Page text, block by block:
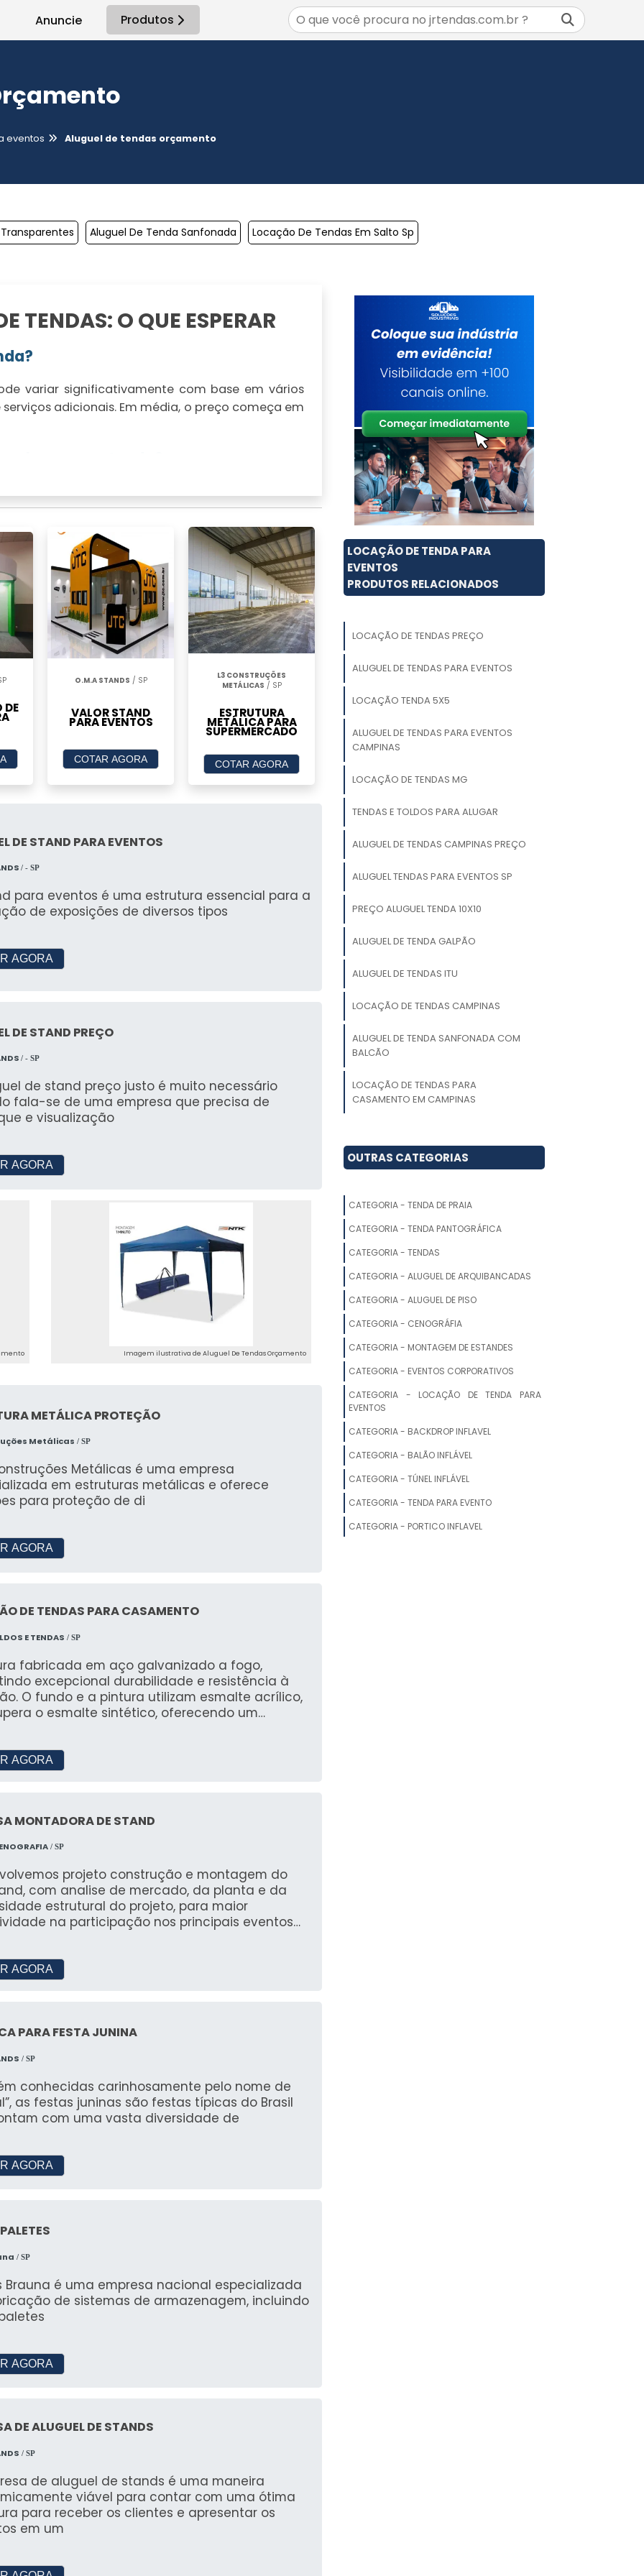
Anuncie Produtos
eventos Aluguel de tendas orçamento
Aluguel De Tenda Sanfonada Locação De Tendas Em Salto Sp
TENDAS: O QUE ESPERAR
variar significativamente com base em vários
adicionais. Em média, o preço começa em
alugar uma tenda?
É importante verificar todos os detalhes com a
PARA O SEU EVENTO
garantir o sucesso do evento. Considere a
evento realizado.
tendas
de convidados e do espaço disponível. Para
podem ser suficientes.
Escolha ideal para a construção civil
DISPONÍVEIS
contratar com o aluguel de uma
e decoração podem ser contratados para
as tendas e decorar colunas para atender às
MELHOR FORNECEDOR DE
tenda que melhor se adeque a sua
entenda suas necessidades e ofereça soluções
PARA ESCOLHER O MELHOR
gama de serviços oferecidos pelo fornecedor. A
que seu evento seja um sucesso.
SOBRE ALUGUEL DE
variar conforme o tamanho e os serviços
por 6?
R$1.200, dependendo dos serviços contratados.
tenda 5x5?
a partir de R$700.
PARA USO DE
das tendas
é fundamental. JR Tendas segue todas as
eventos tranquilos.
durante o projeto
e requisitos legais para a instalação de tendas
DE ORÇAMENTO
mesmo!
um orçamento personalizado e garantir que
dúvidas e necessidades. Envie sua mensagem e
DE
O.M.A STANDS / SP
VALOR STAND
PARA EVENTOS
COTAR AGORA
L3 CONSTRUÇÕES
METÁLICAS / SP
ESTRUTURA
METÁLICA PARA
SUPERMERCADO
COTAR AGORA
DE STAND PARA EVENTOS
/ - SP
para eventos é uma estrutura essencial para a
de exposições de diversos tipos
AGORA
DE STAND PREÇO
/ - SP
de stand preço justo é muito necessário
fala-se de uma empresa que precisa de
e visualização
AGORA
Imagem ilustrativa de Aluguel De Tendas Orçamento
METÁLICA PROTEÇÃO
Metálicas / SP
Metálicas é uma empresa
em estruturas metálicas e oferece
para proteção de di
AGORA
DE TENDAS PARA CASAMENTO
E TENDAS / SP
fabricada em aço galvanizado a fogo,
excepcional durabilidade e resistência à
O fundo e a pintura utilizam esmalte acrílico,
o esmalte sintético, oferecendo um
Equipe própria de montadores; Tendas limpas a
Calhas de Chapas e de Lonas.
AGORA
MONTADORA DE STAND
/ SP
projeto construção e montagem do
com analise de mercado, da planta e da
estrutural do projeto, para maior
na participação nos principais eventos
AGORA
PARA FESTA JUNINA
/ SP
conhecidas carinhosamente pelo nome de
as festas juninas são festas típicas do Brasil
com uma vasta diversidade de
AGORA
/ SP
Brauna é uma empresa nacional especializada
de sistemas de armazenagem, incluindo
AGORA
DE ALUGUEL DE STANDS
/ SP
de aluguel de stands é uma maneira
viável para contar com uma ótima
para receber os clientes e apresentar os
em um
LOCAÇÃO DE TENDA PARA
EVENTOS
PRODUTOS RELACIONADOS
LOCAÇÃO DE TENDAS PREÇO
ALUGUEL DE TENDAS PARA EVENTOS
LOCAÇÃO TENDA 5X5
ALUGUEL DE TENDAS PARA EVENTOS
CAMPINAS
LOCAÇÃO DE TENDAS MG
TENDAS E TOLDOS PARA ALUGAR
ALUGUEL DE TENDAS CAMPINAS PREÇO
ALUGUEL TENDAS PARA EVENTOS SP
PREÇO ALUGUEL TENDA 10X10
ALUGUEL DE TENDA GALPÃO
ALUGUEL DE TENDAS ITU
LOCAÇÃO DE TENDAS CAMPINAS
ALUGUEL DE TENDA SANFONADA COM
BALCÃO
LOCAÇÃO DE TENDAS PARA
CASAMENTO EM CAMPINAS
CAMPINAS
LOCAÇÃO DE TENDA 10X10
LOCAÇÃO DE TENDAS PARA EVENTOS
EM SOROCABA
ALUGUEL DE TENDAS PARA
ARMAZENAGEM
ONDE ALUGAR TENDAS PARA FESTAS
GALPÃO LONADO LOCAÇÃO
ALUGUEL DE TENDA CHAPÉU DE BRUXA
TENDAS
OUTRAS CATEGORIAS
CATEGORIA - TENDA DE PRAIA
CATEGORIA - TENDA PANTOGRÁFICA
CATEGORIA - TENDAS
CATEGORIA - ALUGUEL DE ARQUIBANCADAS
CATEGORIA - ALUGUEL DE PISO
CATEGORIA - CENOGRÁFIA
CATEGORIA - MONTAGEM DE ESTANDES
CATEGORIA - EVENTOS CORPORATIVOS
CATEGORIA - LOCAÇÃO DE TENDA PARA
EVENTOS
CATEGORIA - BACKDROP INFLAVEL
CATEGORIA - BALÃO INFLÁVEL
CATEGORIA - TÚNEL INFLÁVEL
CATEGORIA - TENDA PARA EVENTO
CATEGORIA - PORTICO INFLAVEL